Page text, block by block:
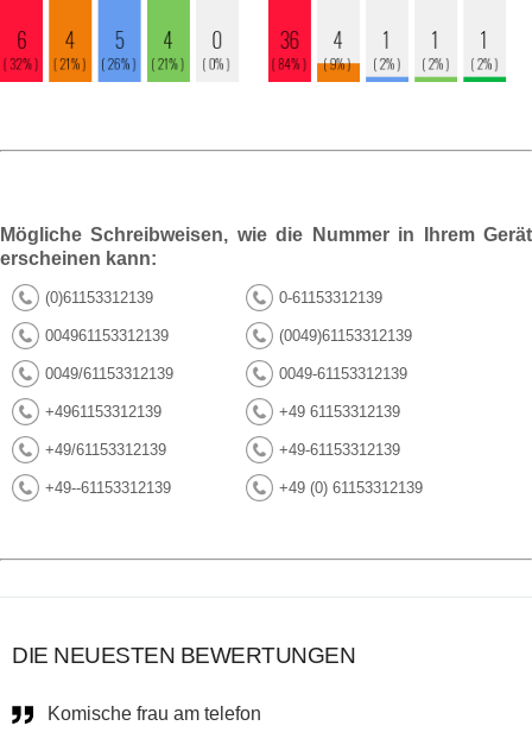
Mögliche Schreibweisen, wie die Nummer in Ihrem Gerät
erscheinen kann:
(0)61153312139 0-61153312139
004961153312139 (0049)61153312139
0049/61153312139 0049-61153312139
+4961153312139 +49 61153312139
+49/61153312139 +49-61153312139
+49--61153312139 +49 (0) 61153312139
DIE NEUESTEN BEWERTUNGEN
Komische frau am telefon